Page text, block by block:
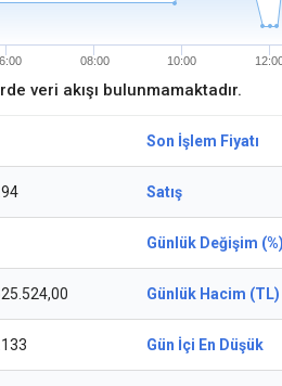
08:00 10:00
veri akışı bulunmamaktadır.
Son İşlem Fiyatı
Satış
Günlük Değişim (%)
Günlük Hacim (TL)
Gün İçi En Düşük